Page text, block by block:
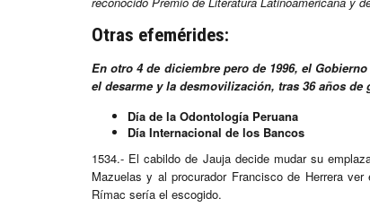
Otras efemérides:
En otro 4 de diciembre pero de 1996, el
el desarme y la desmovilización, tras 36 años de
Día de la Odontología Peruana
Día Internacional de los Bancos
1534.- El cabildo de Jauja decide mudar su
Mazuelas y al procurador Francisco de Herrera
Rímac sería el escogido.